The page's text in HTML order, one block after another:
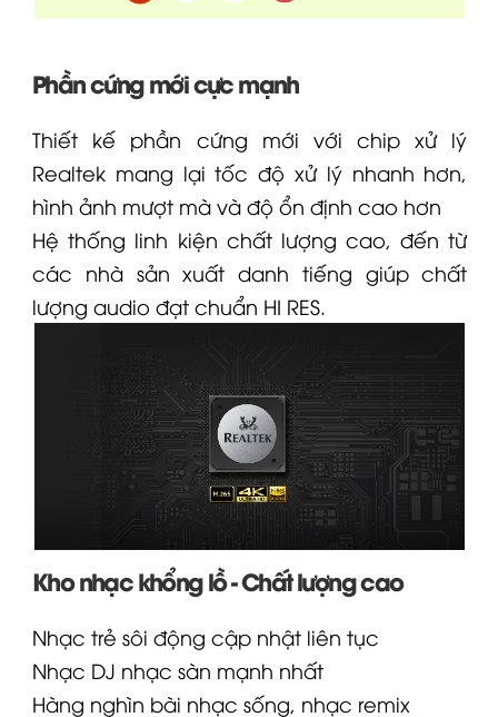
Phần cứng mới cực mạnh
Thiết kế phần cứng mới với chip xử lý
Realtek mang lại tốc độ xử lý nhanh hơn,
hình ảnh mượt mà và độ ổn định cao hơn
Hệ thống linh kiện chất lượng cao, đến từ
các nhà sản xuất danh tiếng giúp chất
lượng audio đạt chuẩn HI RES.
Kho nhạc khổng lồ - Chất lượng cao
Nhạc trẻ sôi động cập nhật liên tục
Nhạc DJ nhạc sàn mạnh nhất
Hàng nghìn bài nhạc sống, nhạc remix